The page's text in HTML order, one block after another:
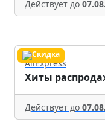
Действует до
AliExpress
Хиты
Действует до